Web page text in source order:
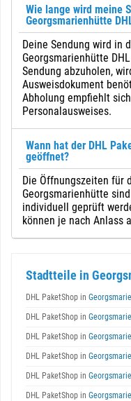
Wie lange wird meine
Georgsmarienhütte
Deine Sendung wird in
Georgsmarienhütte
Sendung abzuholen,
Ausweisdokument
Abholung empfiehlt
Personalausweises.
Wann hat der DHL
geöffnet?
Die Öffnungszeiten für
Georgsmarienhütte
individuell geprüft
können je nach Anlass
Stadtteile in
DHL PaketShop in
DHL PaketShop in
DHL PaketShop in
DHL PaketShop in
DHL PaketShop in
DHL PaketShop in